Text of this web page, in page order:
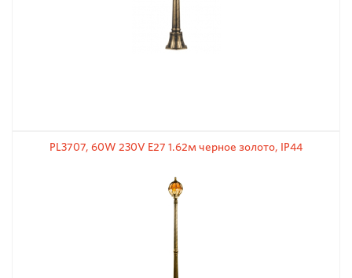
PL3707, 60W 230V E27 1.62м черное золото, IP44